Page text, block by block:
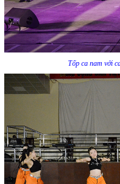
Tốp ca nam với